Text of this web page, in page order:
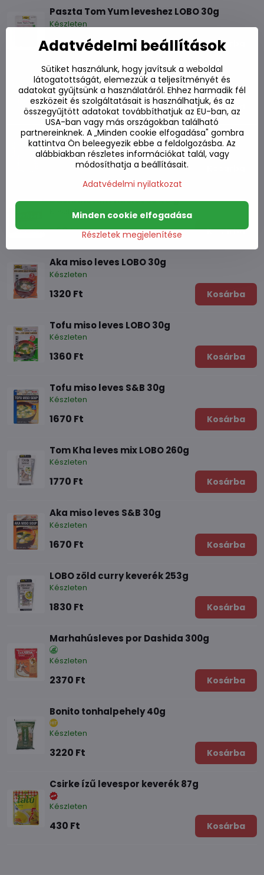
Paszta Tom Yum leveshez LOBO 30g
Készleten
390 Ft Kosárba
Tom Yum húsleves 75 g
Készleten
350 Ft Kosárba
Leves csirkéhez Viet. Pho leves 75g
Készleten
310 Ft
Dashi instant húsleves 40 g
Készleten
560 Ft Kosárba
Aka miso leves LOBO 30g
Készleten
1320 Ft Kosárba
Tofu miso leves LOBO 30g
Készleten
1360 Ft Kosárba
Tofu miso leves S&B 30g
Készleten
1670 Ft Kosárba
Tom Kha leves mix LOBO 260g
Készleten
1770 Ft Kosárba
Aka miso leves S&B 30g
Készleten
1670 Ft Kosárba
LOBO zöld curry keverék 253g
Készleten
1830 Ft Kosárba
Marhahúsleves por Dashida 300g
Készleten
2370 Ft Kosárba
Bonito tonhalpehely 40g
Készleten
3220 Ft Kosárba
Csirke ízű levespor keverék 87g
Készleten
430 Ft Kosárba
Adatvédelmi beállítások
Sütiket használunk, hogy javítsuk a weboldal
látogatottságát, elemezzük a teljesítményét és
adatokat gyűjtsünk a használatáról. Ehhez harmadik fél
eszközeit és szolgáltatásait is használhatjuk, és az
összegyűjtött adatokat továbbíthatjuk az EU-ban, az
USA-ban vagy más országokban található
partnereinknek. A „Minden cookie elfogadása" gombra
kattintva Ön beleegyezik ebbe a feldolgozásba. Az
alábbiakban részletes információkat talál, vagy
módosíthatja a beállításait.
Adatvédelmi nyilatkozat
Részletek megjelenítése
Minden cookie elfogadása